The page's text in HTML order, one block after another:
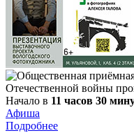
Отечественной войны
Начало в 11 часов 30
Афиша
Подробнее